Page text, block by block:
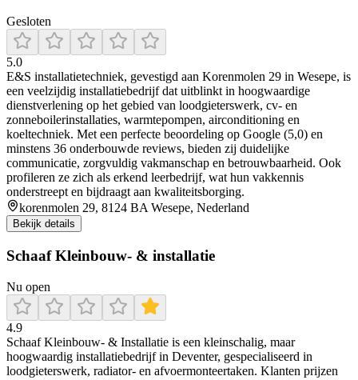
Gesloten
5.0
E&S installatietechniek, gevestigd aan Korenmolen 29 in Wesepe, is
een veelzijdig installatiebedrijf dat uitblinkt in hoogwaardige
dienstverlening op het gebied van loodgieterswerk, cv- en
zonneboilerinstallaties, warmtepompen, airconditioning en
koeltechniek. Met een perfecte beoordeling op Google (5,0) en
minstens 36 onderbouwde reviews, bieden zij duidelijke
communicatie, zorgvuldig vakmanschap en betrouwbaarheid. Ook
profileren ze zich als erkend leerbedrijf, wat hun vakkennis
onderstreept en bijdraagt aan kwaliteitsborging.
korenmolen 29, 8124 BA Wesepe, Nederland
Bekijk details
Schaaf Kleinbouw- & installatie
Nu open
4.9
Schaaf Kleinbouw‑ & Installatie is een kleinschalig, maar
hoogwaardig installatiebedrijf in Deventer, gespecialiseerd in
loodgieterswerk, radiator- en afvoermonteertaken. Klanten prijzen